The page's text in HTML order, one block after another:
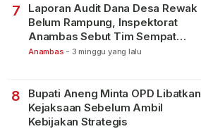
7
Laporan Audit Dana Desa Rewak
Belum Rampung, Inspektorat
Anambas Sebut Tim Sempat
Terbagi Tangani Kasus Lain
Anambas - 3 minggu yang lalu
8
Bupati Aneng Minta OPD Libatkan
Kejaksaan Sebelum Ambil
Kebijakan Strategis